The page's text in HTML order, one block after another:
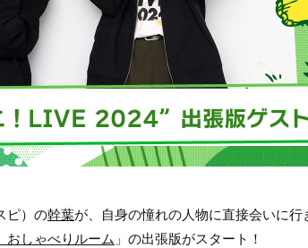
ピ）の幹葉が、自身の憧れの人物に直接会いに
しゃべりルーム 」の出張版がスタート！